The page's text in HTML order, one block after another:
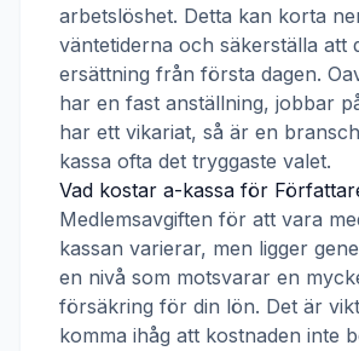
arbetslöshet. Detta kan korta
väntetiderna och säkerställa att
ersättning från första dagen.
har en fast anställning, jobbar
har ett vikariat, så är en
kassa ofta det tryggaste valet.
Vad kostar a-kassa för
Medlemsavgiften för att vara
kassan varierar, men ligger
en nivå som motsvarar en
försäkring för din lön. Det är
komma ihåg att kostnaden inte